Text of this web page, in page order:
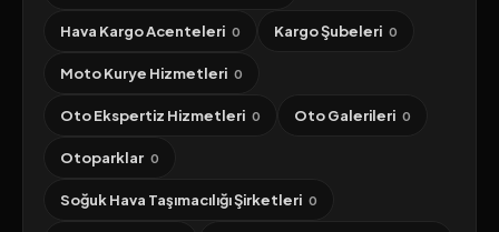
Hava Kargo Acenteleri 0 Kargo Şubeleri 0
Moto Kurye Hizmetleri 0
Oto Ekspertiz Hizmetleri 0 Oto Galerileri 0
Otoparklar 0
Soğuk Hava Taşımacılığı Şirketleri 0